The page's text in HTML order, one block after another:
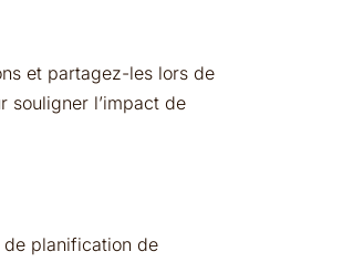
et partagez-les lors de
souligner l’impact de
de planification de